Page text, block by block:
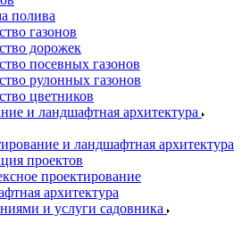
полива
газонов
дорожек
посевных газонов
рулонных газонов
цветников
и ландшафтная архитектура
и ландшафтная архитектура
проектов
проектирование
архитектура
и услуги садовника